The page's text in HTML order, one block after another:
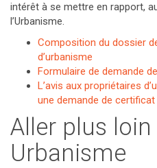
intérêt à se mettre en rapport,
l’Urbanisme.
Composition du dossier
d’urbanisme
Formulaire de demande
L’avis aux propriétaires
une demande de certificat
Aller plus
Urbanisme